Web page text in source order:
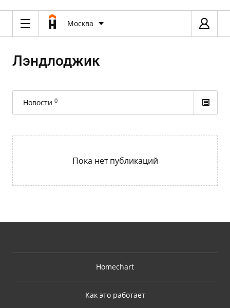
Москва
Лэндлоджик
Новости 0
Пока нет публикаций
Homechart
Как это работает